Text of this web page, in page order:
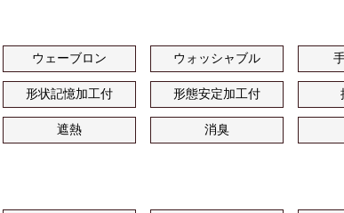
ウェーブロン ウォッシャブル
形状記憶加工付 形態安定加工付
遮熱 消臭